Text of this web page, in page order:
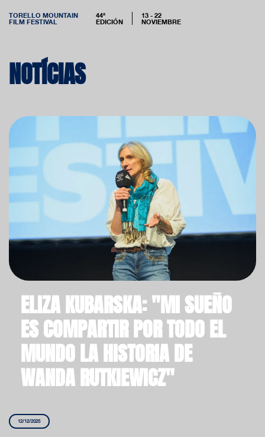
TORELLO MOUNTAIN
FILM FESTIVAL
44ª
EDICIÓN
13 - 22
NOVIEMBRE
NOTÍCIAS
ELIZA KUBARSKA: "MI SUEÑO
ES COMPARTIR POR TODO EL
MUNDO LA HISTORIA DE
WANDA RUTKIEWICZ"
12/12/2025